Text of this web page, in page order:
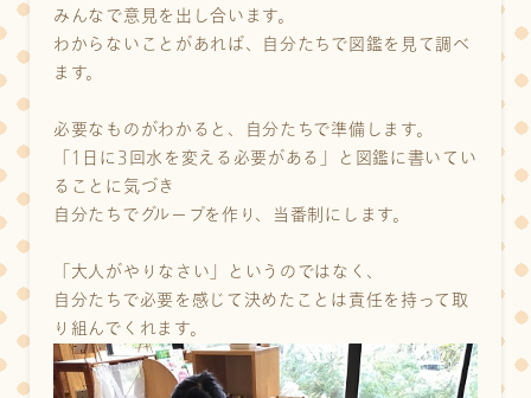
みんなで意見を出し合います。
わからないことがあれば、自分たちで図鑑を見て調べ
ます。
必要なものがわかると、自分たちで準備します。
「1日に3回水を変える必要がある」と図鑑に書いてい
ることに気づき
自分たちでグループを作り、当番制にします。
「大人がやりなさい」というのではなく、
自分たちで必要を感じて決めたことは責任を持って取
り組んでくれます。